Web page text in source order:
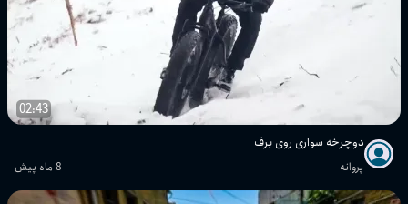
02:43
دوچرخه سواری روی برف
پروانه 8 ماه پیش